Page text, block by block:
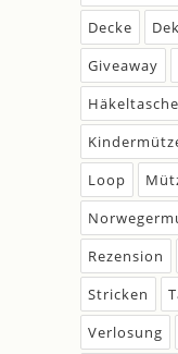
Decke
Giveaway
Häkeltasche
Loop
Rezension
Stricken
Verlosung